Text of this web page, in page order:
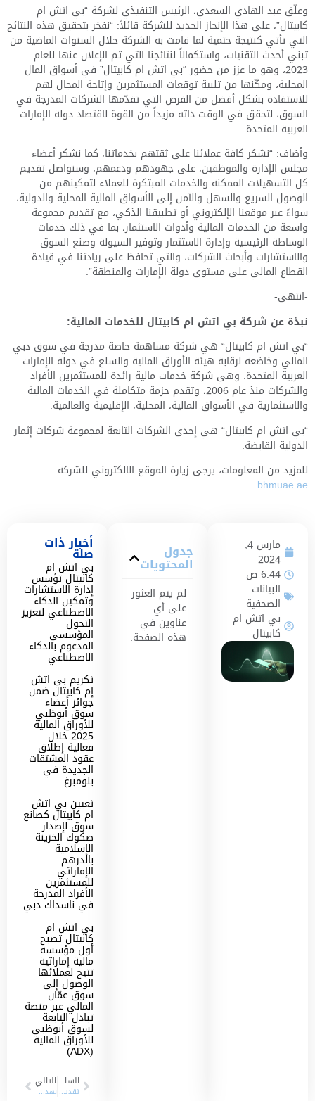
مارس 4,
2024
6:44 ص
البيانات
الصحفية
بي اتش ام
كابيتال
جدول
المحتويات
لم يتم العثور
على أي
عناوين في
هذه الصفحة.
أخبار ذات
صلة
بي اتش ام
كابيتال تؤسس
إدارة الاستشارات
وتمكين الذكاء
الاصطناعي لتعزيز
التحول
المؤسسي
المدعوم بالذكاء
الاصطناعي
تكريم بي اتش
إم كابيتال ضمن
جوائز أعضاء
سوق أبوظبي
للأوراق المالية
2025 خلال
فعالية إطلاق
عقود المشتقات
الجديدة في
بلومبرغ
تعيين بي اتش
ام كابيتال كصانع
سوق لإصدار
صكوك الخزينة
الإسلامية
بالدرهم
الإماراتي
للمستثمرين
الأفراد المدرجة
في ناسداك دبي
بي اتش ام
كابيتال تصبح
أول مؤسسة
مالية إماراتية
تتيح لعملائها
الوصول إلى
سوق عمّان
المالي عبر منصة
تبادل التابعة
لسوق أبوظبي
للأوراق المالية
(ADX)
السابق
تقديراً لجهود الشركة في تعزيز وتطور القطاع المالي سوق أبوظبي للأوراق المالية تُكرم “بي اتش ام كابيتال” بثلاثة جوائز
التالي
بهدف اكسابهم الخبرات وتهيئتهم لسوق العمل “بي اتش ام كابيتال” تصقل مهارات طلاب القطاع المالي لجامعة العين
وعلّق عبد الهادي السعدي، الرئيس التنفيذي لشركة “بي اتش ام
كابيتال”، على هذا الإنجاز الجديد للشركة قائلاً: “نفخر بتحقيق هذه النتائج
التي تأتي كنتيجة حتمية لما قامت به الشركة خلال السنوات الماضية من
تبني أحدث التقنيات، واستكمالاً لنتائجنا التي تم الإعلان عنها للعام
2023، وهو ما عزز من حضور “بي اتش ام كابيتال” في أسواق المال
المحلية، ومكّنها من تلبية توقعات المستثمرين وإتاحة المجال لهم
للاستفادة بشكل أفضل من الفرص التي تقدّمها الشركات المدرجة في
السوق، لتحقق في الوقت ذاته مزيداً من القوة لاقتصاد دولة الإمارات
العربية المتحدة.
وأضاف: “نشكر كافة عملائنا على ثقتهم بخدماتنا، كما نشكر أعضاء
مجلس الإدارة والموظفين، على جهودهم ودعمهم، وسنواصل تقديم
كل التسهيلات الممكنة والخدمات المبتكرة للعملاء لتمكينهم من
الوصول السريع والسهل والآمن إلى الأسواق المالية المحلية والدولية،
سواءً عبر موقعنا الإلكتروني أو تطبيقنا الذكي، مع تقديم مجموعة
واسعة من الخدمات المالية وأدوات الاستثمار، بما في ذلك خدمات
الوساطة الرئيسية وإدارة الاستثمار وتوفير السيولة وصنع السوق
والاستشارات وأبحاث الشركات، والتي تحافظ على ريادتنا في قيادة
القطاع المالي على مستوى دولة الإمارات والمنطقة”.
-انتهى-
نبذة عن شركة بي اتش ام كابيتال للخدمات المالية:
“بي اتش ام كابيتال“ هي شركة مساهمة خاصة مدرجة في سوق دبي
المالي وخاضعة لرقابة هيئة الأوراق المالية والسلع في دولة الإمارات
العربية المتحدة. وهي شركة خدمات مالية رائدة للمستثمرين الأفراد
والشركات منذ عام 2006، وتقدم حزمة متكاملة في الخدمات المالية
والاستثمارية في الأسواق المالية، المحلية، الإقليمية والعالمية.
“بي اتش ام كابيتال“ هي إحدى الشركات التابعة لمجموعة شركات إثمار
الدولية القابضة.
للمزيد من المعلومات، يرجى زيارة الموقع الالكتروني للشركة:
bhmuae.ae